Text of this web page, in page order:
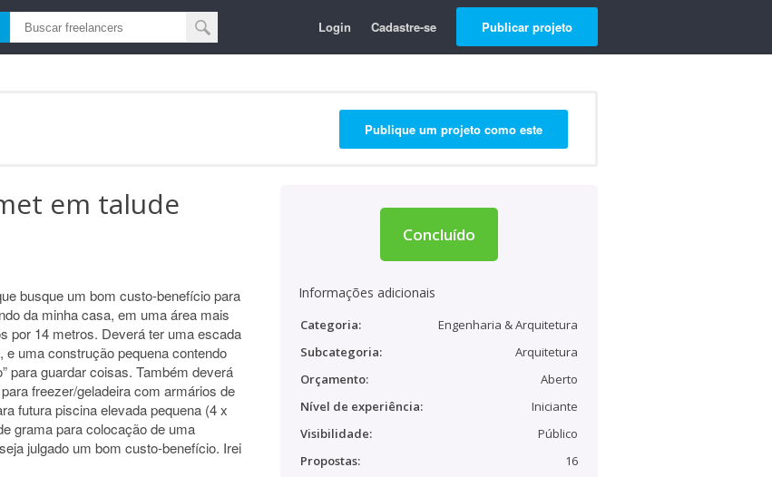
Login Cadastre-se Publicar projeto
Publique um projeto como este
em talude
busque um bom custo-benefício para
da minha casa, em uma área mais
por 14 metros. Deverá ter uma escada
uma construção pequena contendo
para guardar coisas. Também deverá
freezer/geladeira com armários de
futura piscina elevada pequena (4 x
grama para colocação de uma
julgado um bom custo-benefício. Irei
Concluído
Informações adicionais
Categoria:
Engenharia & Arquitetura
Subcategoria:
Arquitetura
Orçamento:
Aberto
Nível de experiência:
Iniciante
Visibilidade:
Público
Propostas:
16